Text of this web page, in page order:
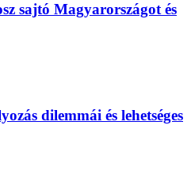
sajtó Magyarországot és
dilemmái és lehetséges